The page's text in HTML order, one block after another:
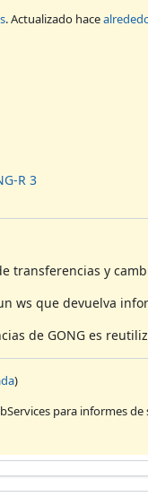
. Actualizado hace
R 3
transferencias y
ws que devuelva
de GONG es
)
para informes